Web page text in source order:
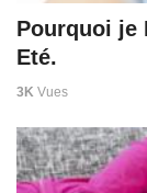
Pourquoi je
Eté.
3K Vues